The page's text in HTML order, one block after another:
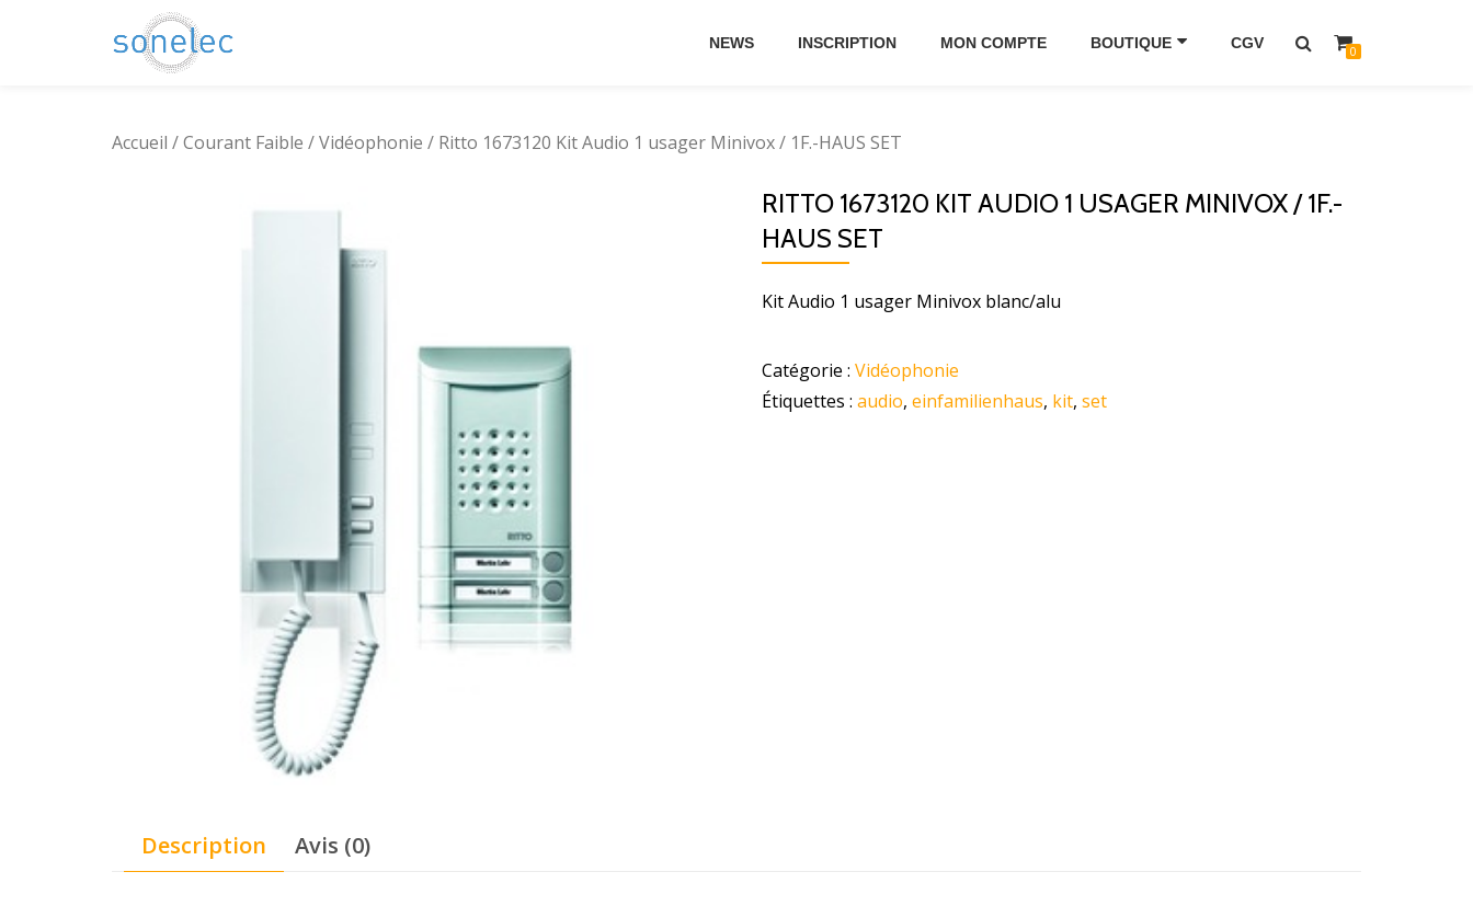
NEWS INSCRIPTION MON COMPTE BOUTIQUE CGV 0
Accueil /Courant Faible /Vidéophonie / Ritto 1673120 Kit Audio 1 usager Minivox / 1F.-HAUS SET
RITTO 1673120 KIT AUDIO 1 USAGER MINIVOX / 1F.-
HAUS SET
Kit Audio 1 usager Minivox blanc/alu
Catégorie : Vidéophonie
Étiquettes : audio, einfamilienhaus, kit, set
Description Avis (0)